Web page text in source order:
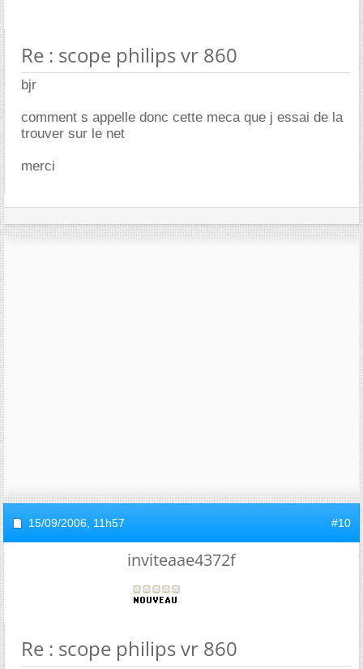
Re : scope philips vr 860
bjr
comment s appelle donc cette meca que j essai de la
trouver sur le net
merci
15/09/2006, 11h57 #10
inviteaae4372f
Re : scope philips vr 860